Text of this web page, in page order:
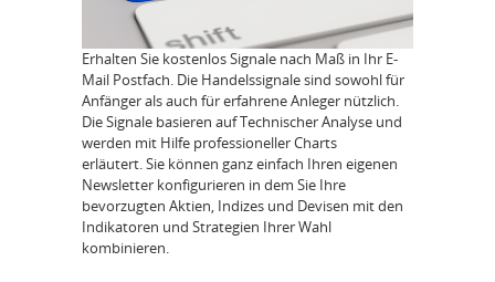
Erhalten Sie kostenlos Signale nach Maß in Ihr E-
Mail Postfach. Die Handelssignale sind sowohl für
Anfänger als auch für erfahrene Anleger nützlich.
Die Signale basieren auf Technischer Analyse und
werden mit Hilfe professioneller Charts
erläutert. Sie können ganz einfach Ihren eigenen
Newsletter konfigurieren in dem Sie Ihre
bevorzugten Aktien, Indizes und Devisen mit den
Indikatoren und Strategien Ihrer Wahl
kombinieren.